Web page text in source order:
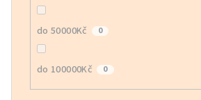
do 50000Kč 0
do 100000Kč 0